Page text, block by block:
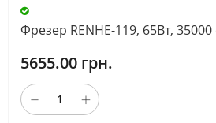
Фрезер RENHE-119, 65Вт,
5655.00 грн.